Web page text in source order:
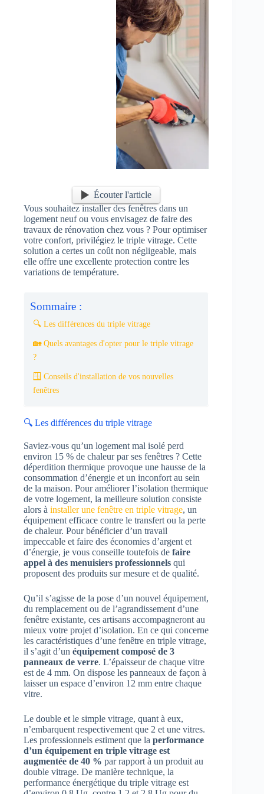
Écouter l'article
Vous souhaitez installer des fenêtres dans un
logement neuf ou vous envisagez de faire des
travaux de rénovation chez vous ? Pour optimiser
votre confort, privilégiez le triple vitrage. Cette
solution a certes un coût non négligeable, mais
elle offre une excellente protection contre les
variations de température.
Sommaire :
🔍 Les différences du triple vitrage
🏡 Quels avantages d'opter pour le triple vitrage
?
🪟 Conseils d'installation de vos nouvelles
fenêtres
🔍 Les différences du triple vitrage
Saviez-vous qu’un logement mal isolé perd
environ 15 % de chaleur par ses fenêtres ? Cette
déperdition thermique provoque une hausse de la
consommation d’énergie et un inconfort au sein
de la maison. Pour améliorer l’isolation thermique
de votre logement, la meilleure solution consiste
alors à installer une fenêtre en triple vitrage, un
équipement efficace contre le transfert ou la perte
de chaleur. Pour bénéficier d’un travail
impeccable et faire des économies d’argent et
d’énergie, je vous conseille toutefois de faire
appel à des menuisiers professionnels qui
proposent des produits sur mesure et de qualité.
Qu’il s’agisse de la pose d’un nouvel équipement,
du remplacement ou de l’agrandissement d’une
fenêtre existante, ces artisans accompagneront au
mieux votre projet d’isolation. En ce qui concerne
les caractéristiques d’une fenêtre en triple vitrage,
il s’agit d’un équipement composé de 3
panneaux de verre. L’épaisseur de chaque vitre
est de 4 mm. On dispose les panneaux de façon à
laisser un espace d’environ 12 mm entre chaque
vitre.
Le double et le simple vitrage, quant à eux,
n’embarquent respectivement que 2 et une vitres.
Les professionnels estiment que la performance
d’un équipement en triple vitrage est
augmentée de 40 % par rapport à un produit au
double vitrage. De manière technique, la
performance énergétique du triple vitrage est